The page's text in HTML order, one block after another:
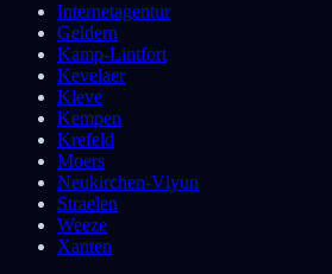
Internetagentur
Geldern
Kamp-Lintfort
Kevelaer
Kleve
Kempen
Krefeld
Moers
Neukirchen-Vlyun
Straelen
Weeze
Xanten